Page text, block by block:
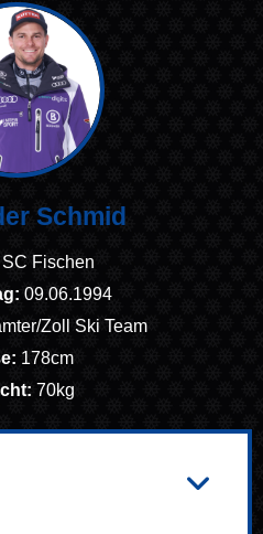
Schmid
SC Fischen
09.06.1994
Zoll Ski Team
178cm
70kg